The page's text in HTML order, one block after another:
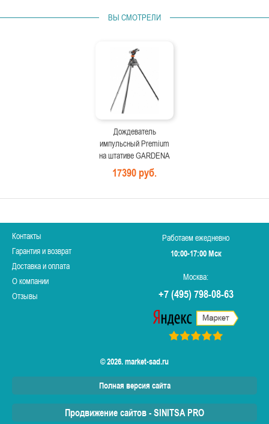
ВЫ СМОТРЕЛИ
Дождеватель
импульсный Premium
на штативе GARDENA
17390 руб.
Контакты
Гарантия и возврат
Доставка и оплата
О компании
Отзывы
Работаем ежедневно
10:00-17:00 Мск
Москва:
+7 (495) 798-08-63
© 2026. market-sad.ru
Полная версия сайта
Продвижение сайтов - SINITSA PRO